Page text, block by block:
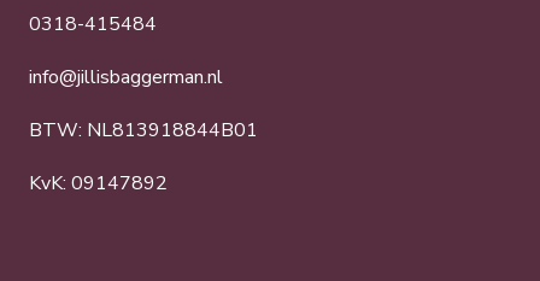
0318-415484
info@jillisbaggerman.nl
BTW: NL813918844B01
KvK: 09147892